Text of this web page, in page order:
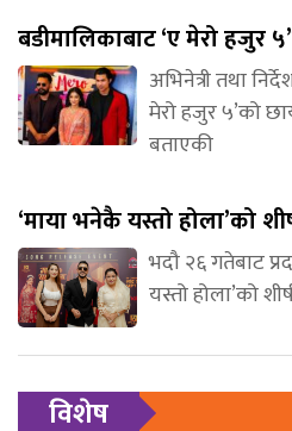
बडीमालिकाबाट ‘ए मेरो हजुर
अभिनेत्री तथा
मेरो हजुर ५’को
बताएकी
‘माया भनेकै यस्तो होला’को
भदौ २६ गतेबाट
यस्तो होला’को
विशेष